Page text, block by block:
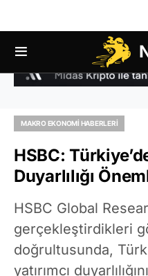
MAKRO EKONOMI HABERLERI
HSBC:
Duyarlılığı
HSBC Global
gerçekleştirdikleri
doğrultusunda,
yatırımcı